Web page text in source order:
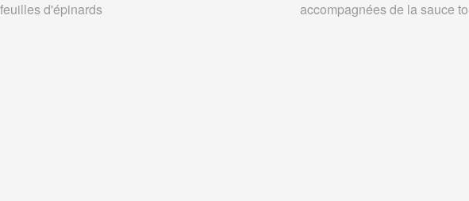
feuilles d'épinards
accompagnées de la sauce